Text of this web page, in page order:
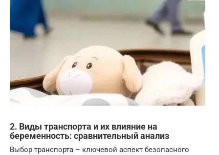
2. Виды транспорта и их влияние на
беременность: сравнительный анализ
Выбор транспорта – ключевой аспект безопасного